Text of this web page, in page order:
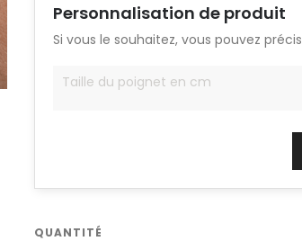
Personnalisation de produit
Si vous le souhaitez, vous pouvez
QUANTITÉ